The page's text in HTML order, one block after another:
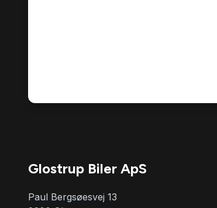
Glostrup Biler ApS
Paul Bergsøesvej 13